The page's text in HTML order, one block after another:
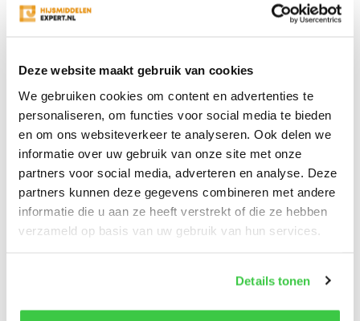
Deze website maakt gebruik van cookies
We gebruiken cookies om content en advertenties te
personaliseren, om functies voor social media te bieden
en om ons websiteverkeer te analyseren. Ook delen we
informatie over uw gebruik van onze site met onze
partners voor social media, adverteren en analyse. Deze
partners kunnen deze gegevens combineren met andere
informatie die u aan ze heeft verstrekt of die ze hebben
verzameld op basis van uw gebruik van hun services.
Details tonen
Gratis verzending
Snelle levering en de beste prijs!
Altijd specialistisch advies
Vergelijk
Productomschrijving